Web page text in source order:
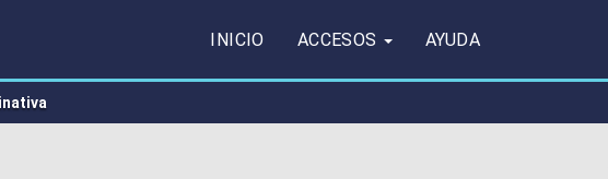
INICIO ACCESOS AYUDA